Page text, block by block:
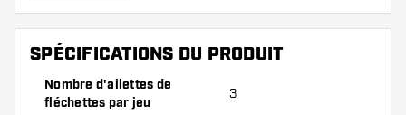
cassés à l'usage.
Essayez une forme, un matériau ou une
épaisseur différents des ailettes pour découvrir
la variante qui vous convient le mieux !
SPÉCIFICATIONS DU PRODUIT
Nombre d'ailettes de
fléchettes par jeu
3